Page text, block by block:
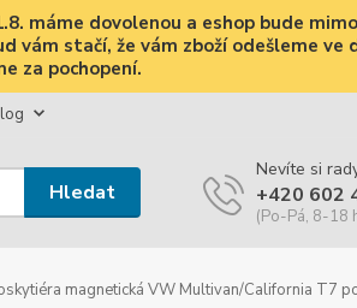
máme dovolenou a eshop bude
stačí, že vám zboží odešleme ve
za pochopení.
Hledat
Nevíte si
+420 602
(Po-Pá, 8-18
magnetická VW Multivan/California T7